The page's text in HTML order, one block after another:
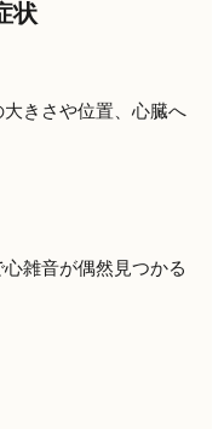
状
きさや位置、心臓へ
雑音が偶然見つかる